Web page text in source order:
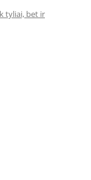
tyliai, bet ir